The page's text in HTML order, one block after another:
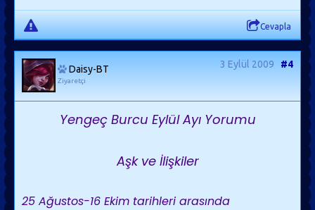
Cevapla
Daisy-BT
Ziyaretçi
3 Eylül 2009 #4
Yengeç Burcu Eylül Ayı Yorumu
Aşk ve İlişkiler
25 Ağustos-16 Ekim tarihleri arasında